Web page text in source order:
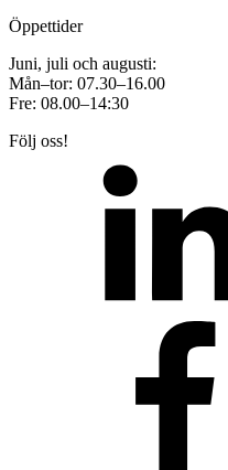
Öppettider
Juni, juli och augusti:
Mån–tor: 07.30–16.00
Fre: 08.00–14:30
Följ oss!